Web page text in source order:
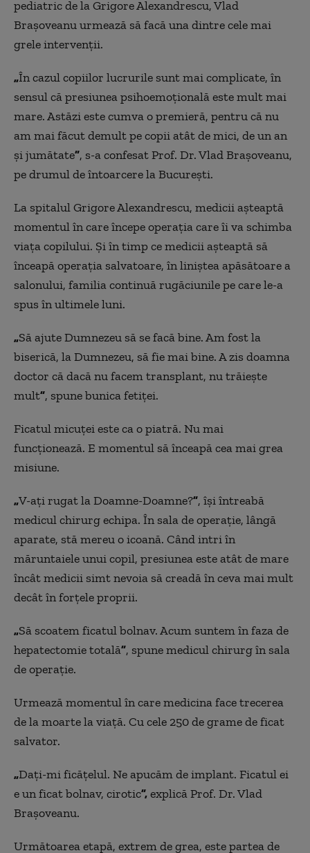
pediatric de la Grigore Alexandrescu, Vlad
Brașoveanu urmează să facă una dintre cele mai
grele intervenții.
„În cazul copiilor lucrurile sunt mai complicate, în
sensul că presiunea psihoemoțională este mult mai
mare. Astăzi este cumva o premieră, pentru că nu
am mai făcut demult pe copii atât de mici, de un an
și jumătate”, s-a confesat Prof. Dr. Vlad Brașoveanu,
pe drumul de întoarcere la București.
La spitalul Grigore Alexandrescu, medicii așteaptă
momentul în care începe operația care îi va schimba
viața copilului. Și în timp ce medicii așteaptă să
înceapă operația salvatoare, în liniștea apăsătoare a
salonului, familia continuă rugăciunile pe care le-a
spus în ultimele luni.
„Să ajute Dumnezeu să se facă bine. Am fost la
biserică, la Dumnezeu, să fie mai bine. A zis doamna
doctor că dacă nu facem transplant, nu trăiește
mult”, spune bunica fetiței.
Ficatul micuței este ca o piatră. Nu mai
funcționează. E momentul să înceapă cea mai grea
misiune.
„V-ați rugat la Doamne-Doamne?”, își întreabă
medicul chirurg echipa. În sala de operație, lângă
aparate, stă mereu o icoană. Când intri în
măruntaiele unui copil, presiunea este atât de mare
încât medicii simt nevoia să creadă în ceva mai mult
decât în forțele proprii.
„Să scoatem ficatul bolnav. Acum suntem în faza de
hepatectomie totală”, spune medicul chirurg în sala
de operație.
Urmează momentul în care medicina face trecerea
de la moarte la viață. Cu cele 250 de grame de ficat
salvator.
„Dați-mi ficățelul. Ne apucăm de implant. Ficatul ei
e un ficat bolnav, cirotic”,explică Prof. Dr. Vlad
Brașoveanu.
Următoarea etapă, extrem de grea, este partea de